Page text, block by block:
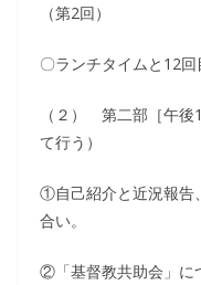
（第2回）
〇ランチタイムと12回
（２） 第二部［午後
て行う）
①自己紹介と近況報告
合い。
②「基督教共助会」に